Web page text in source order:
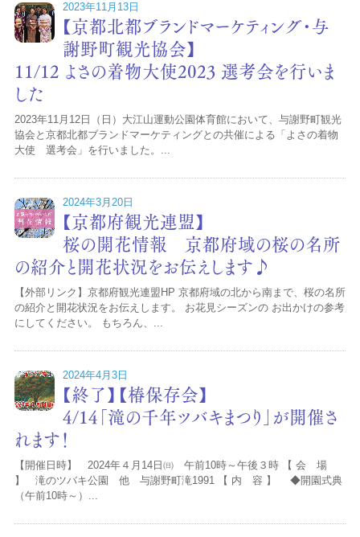
2023年11月13日
【京都北都ブランドマーケティング・与
謝野町観光協会】
11/12 よさの着物大使2023 選考会を行いま
した
2023年11月12日（日）大江山運動公園体育館において、与謝野町観光
協会と京都北都ブランドマーケティングとの共催による「よさの着物
大使 選考会」を行いました。...
2024年3月20日
【京都府観光連盟】
桜の開花情報 京都府域の桜の名所
の紹介と開花状況をお伝えします♪
【外部リンク】京都府観光連盟HP 京都府域の北から南まで、桜の名所
の紹介と開花状況をお伝えします。 お花見シーズンの お出かけの参考
にしてください。 もちろん、...
2024年4月3日
【終了】【椿保存会】
4/14「滝の千年ツバキまつり」が開催さ
れます！
【開催日時】 2024年４月14日㈰ 午前10時～午後３時 【 会 場
】 滝のツバキ公園 他 与謝野町滝1991 【 内 容 】 ◆開園式典
（午前10時～）...